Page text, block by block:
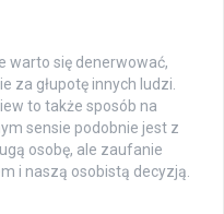
warto się denerwować,
za głupotę innych ludzi.
to także sposób na
sensie podobnie jest z
osobę, ale zaufanie
i naszą osobistą decyzją.